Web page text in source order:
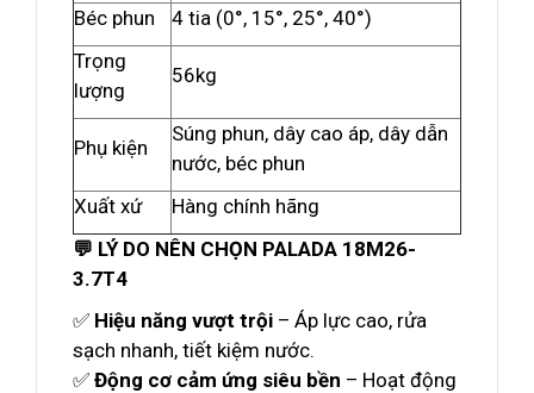
Béc phun
4 tia (0°, 15°, 25°, 40°)
Trọng
lượng
56kg
Phụ kiện
Súng phun, dây cao áp, dây dẫn
nước, béc phun
Xuất xứ
Hàng chính hãng
💬 LÝ DO NÊN CHỌN PALADA 18M26-
3.7T4
✅ Hiệu năng vượt trội – Áp lực cao, rửa
sạch nhanh, tiết kiệm nước.
✅ Động cơ cảm ứng siêu bền – Hoạt động